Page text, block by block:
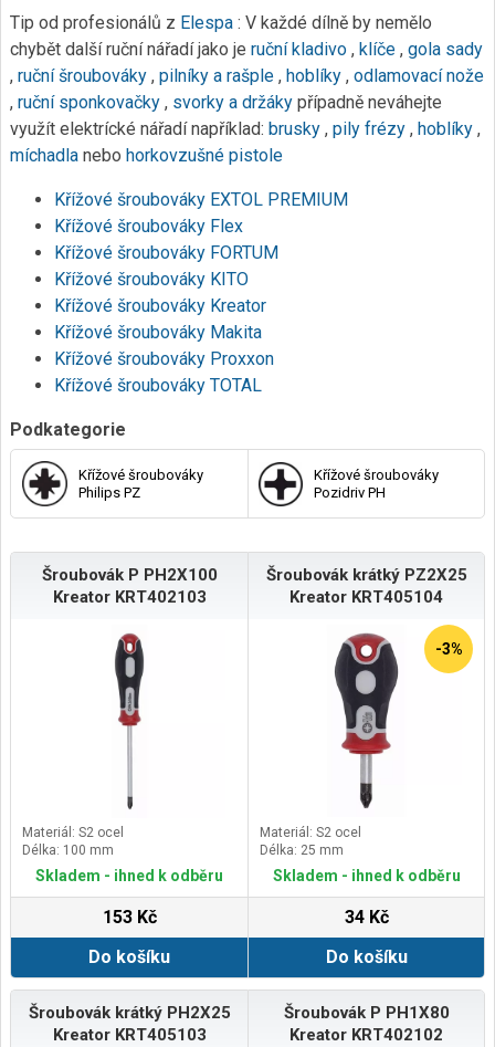
Tip od profesionálů z Elespa : V každé dílně by nemělo
chybět další ruční nářadí jako je ruční kladivo , klíče , gola sady
, ruční šroubováky , pilníky a rašple , hoblíky , odlamovací nože
, ruční sponkovačky , svorky a držáky případně neváhejte
využít elektrícké nářadí například: brusky , pily frézy , hoblíky ,
míchadla nebo horkovzušné pistole
Křížové šroubováky EXTOL PREMIUM
Křížové šroubováky Flex
Křížové šroubováky FORTUM
Křížové šroubováky KITO
Křížové šroubováky Kreator
Křížové šroubováky Makita
Křížové šroubováky Proxxon
Křížové šroubováky TOTAL
Podkategorie
Křížové šroubováky
Philips PZ
Křížové šroubováky
Pozidriv PH
Šroubovák P PH2X100
Kreator KRT402103
Materiál: S2 ocel
Délka: 100 mm
Skladem - ihned k odběru
153 Kč
Do košíku
Šroubovák krátký PZ2X25
Kreator KRT405104
-3%
Materiál: S2 ocel
Délka: 25 mm
Skladem - ihned k odběru
34 Kč
Do košíku
Šroubovák krátký PH2X25
Kreator KRT405103
Šroubovák P PH1X80
Kreator KRT402102